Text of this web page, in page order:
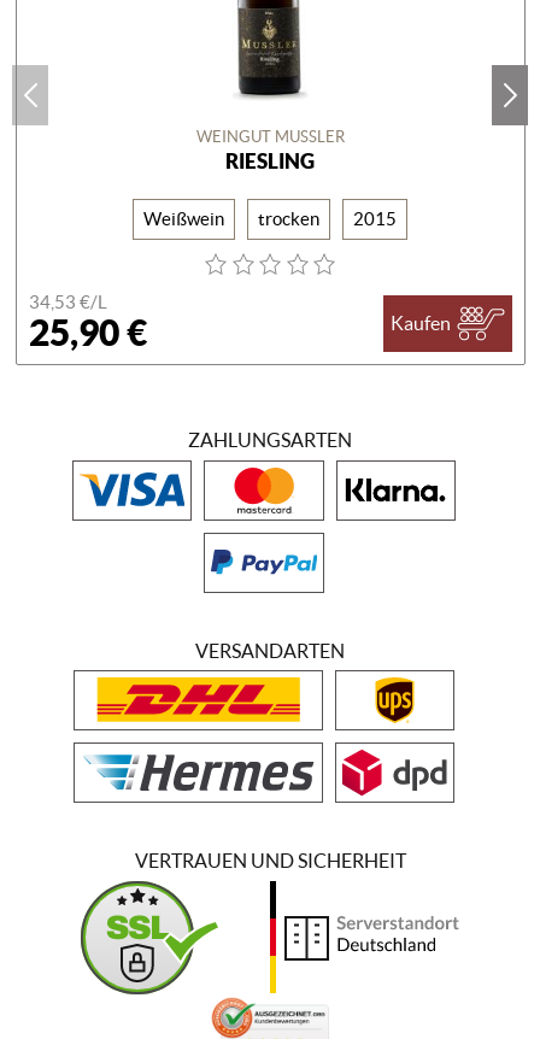
WEINGUT MUSSLER
RIESLING
Weißwein trocken 2015
34,53 €/L
25,90 € Kaufen
ZAHLUNGSARTEN
VERSANDARTEN
VERTRAUEN UND SICHERHEIT